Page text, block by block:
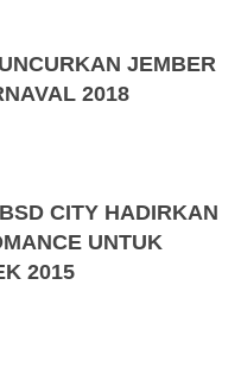
JEMBER
2018
CITY HADIRKAN
UNTUK
2015